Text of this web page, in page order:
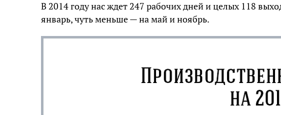
В 2014 году нас ждет 247 рабочих дней и целых 118
январь, чуть меньше — на май и ноябрь.